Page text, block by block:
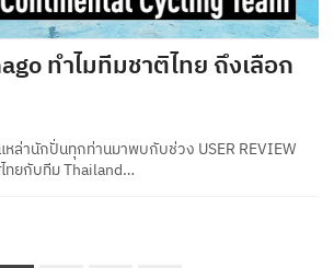
ทำไมทีมชาติไทย ถึงเลือก
ล่านักปั่นทุกท่านมาพบกับช่วง USER REVIEW
ทยกับทีม Thailand…